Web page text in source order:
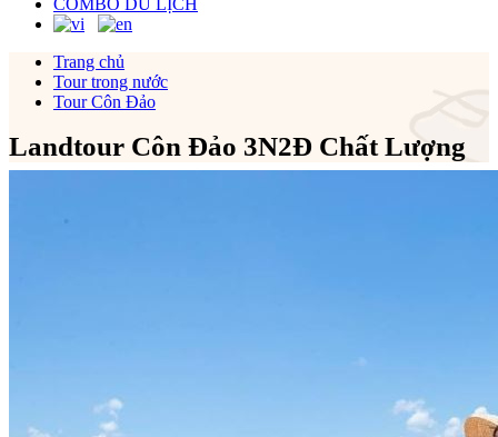
COMBO DU LỊCH
Trang chủ
Tour trong nước
Tour Côn Đảo
Landtour Côn Đảo 3N2Đ Chất Lượng